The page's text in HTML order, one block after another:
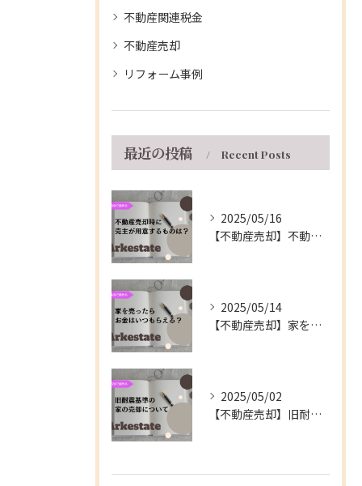
不動産関連税金
不動産売却
リフォーム事例
最近の投稿 Recent Posts
2025/05/16
【不動産売却】不動産の売買契約時に売主が用意するもの～伊丹市の不動産会社～
2025/05/14
【不動産売却】家を売ったらお金はいつもらえる？～伊丹市の不動産会社～
2025/05/02
【不動産売却】旧耐震基準の家の売却について～伊丹市の不動産会社～